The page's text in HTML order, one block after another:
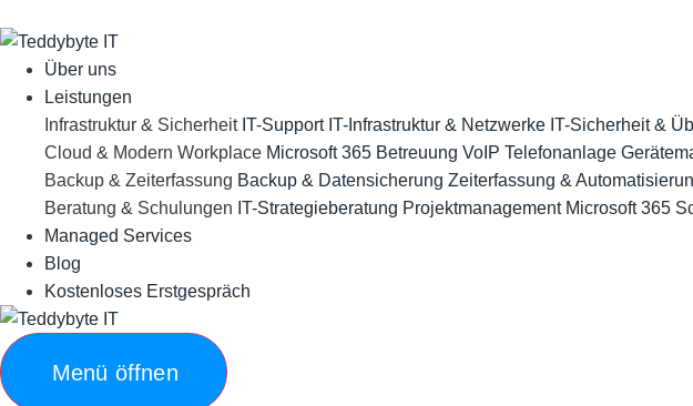
Über uns
Leistungen
Infrastruktur & Sicherheit IT-Support IT-Infrastruktur & Netzwerke IT-Sicherheit &
Cloud & Modern Workplace Microsoft 365 Betreuung VoIP Telefonanlage
Backup & Zeiterfassung Backup & Datensicherung Zeiterfassung &
Beratung & Schulungen IT-Strategieberatung Projektmanagement Microsoft 365
Managed Services
Blog
Kostenloses Erstgespräch
Menü öffnen